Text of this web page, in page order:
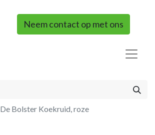
Neem contact op met ons
De Bolster Koekruid, roze